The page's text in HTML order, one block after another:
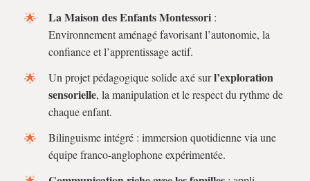
La Maison des Enfants Montessori :
Environnement aménagé favorisant l’autonomie, la
confiance et l’apprentissage actif.
Un projet pédagogique solide axé surl’exploration
sensorielle, la manipulation et le respect du rythme de
chaque enfant.
Bilinguisme intégré : immersion quotidienne via une
équipe franco-anglophone expérimentée.